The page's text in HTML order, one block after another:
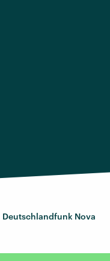
Deutschlandfunk Nova